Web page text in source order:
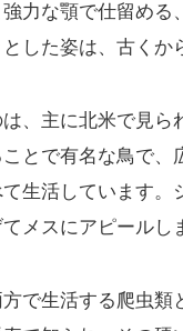
力な顎で仕留め
した姿は、古くか
、主に北米で見ら
とで有名な鳥で
生活しています
メスにアピールし
で生活する爬虫類